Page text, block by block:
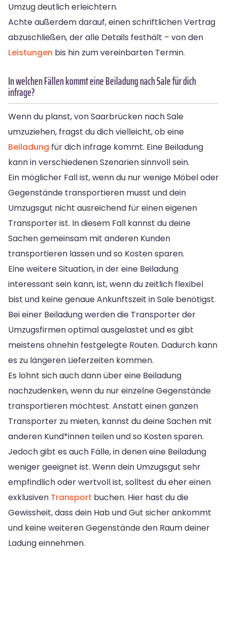
Umzug deutlich erleichtern.
Achte außerdem darauf, einen schriftlichen Vertrag
abzuschließen, der alle Details festhält – von den
Leistungen bis hin zum vereinbarten Termin.
In welchen Fällen kommt eine Beiladung nach Sale für dich
infrage?
Wenn du planst, von Saarbrücken nach Sale
umzuziehen, fragst du dich vielleicht, ob eine
Beiladung für dich infrage kommt. Eine Beiladung
kann in verschiedenen Szenarien sinnvoll sein.
Ein möglicher Fall ist, wenn du nur wenige Möbel oder
Gegenstände transportieren musst und dein
Umzugsgut nicht ausreichend für einen eigenen
Transporter ist. In diesem Fall kannst du deine
Sachen gemeinsam mit anderen Kunden
transportieren lassen und so Kosten sparen.
Eine weitere Situation, in der eine Beiladung
interessant sein kann, ist, wenn du zeitlich flexibel
bist und keine genaue Ankunftszeit in Sale benötigst.
Bei einer Beiladung werden die Transporter der
Umzugsfirmen optimal ausgelastet und es gibt
meistens ohnehin festgelegte Routen. Dadurch kann
es zu längeren Lieferzeiten kommen.
Es lohnt sich auch dann über eine Beiladung
nachzudenken, wenn du nur einzelne Gegenstände
transportieren möchtest. Anstatt einen ganzen
Transporter zu mieten, kannst du deine Sachen mit
anderen Kund*innen teilen und so Kosten sparen.
Jedoch gibt es auch Fälle, in denen eine Beiladung
weniger geeignet ist. Wenn dein Umzugsgut sehr
empfindlich oder wertvoll ist, solltest du eher einen
exklusiven Transport buchen. Hier hast du die
Gewissheit, dass dein Hab und Gut sicher ankommt
und keine weiteren Gegenstände den Raum deiner
Ladung einnehmen.